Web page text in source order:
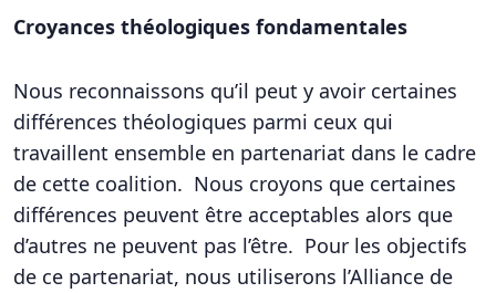
Croyances théologiques fondamentales
Nous reconnaissons qu’il peut y avoir certaines
différences théologiques parmi ceux qui
travaillent ensemble en partenariat dans le cadre
de cette coalition. Nous croyons que certaines
différences peuvent être acceptables alors que
d’autres ne peuvent pas l’être. Pour les objectifs
de ce partenariat, nous utiliserons l’Alliance de